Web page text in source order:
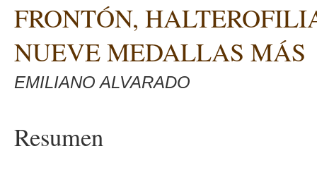
FRONTÓN,
NUEVE MEDALLAS MÁS
EMILIANO ALVARADO
Resumen